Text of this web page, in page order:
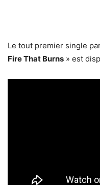
Le tout premier single
Fire That Burns » est